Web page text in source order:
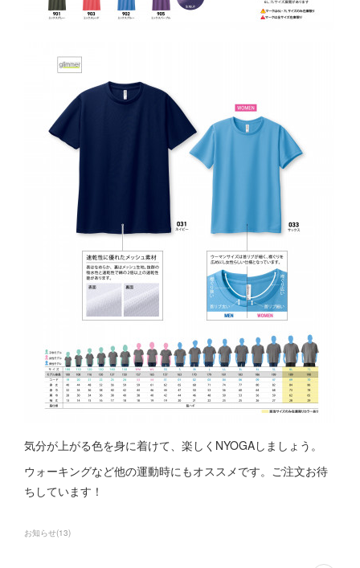
気分が上がる色を身に着けて、楽しくNYOGAしましょう。
ウォーキングなど他の運動時にもオススメです。ご注文お待
ちしています！
お知らせ(13)